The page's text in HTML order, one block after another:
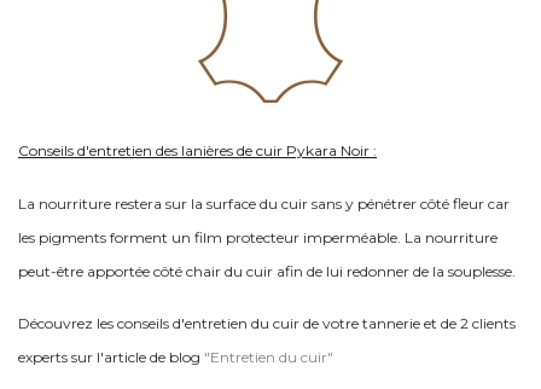
Conseils d'entretien des lanières de cuir Pykara Noir :
La nourriture restera sur la surface du cuir sans y pénétrer côté fleur car
les pigments forment un film protecteur imperméable. La nourriture
peut-être apportée côté chair du cuir afin de lui redonner de la souplesse.
Découvrez les conseils d'entretien du cuir de votre tannerie et de 2 clients
experts sur l'article de blog "Entretien du cuir"